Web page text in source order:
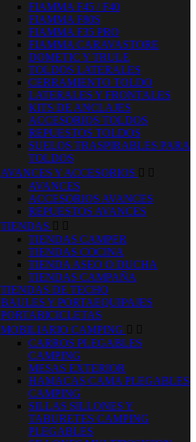
FIAMMA F45 / F40
FIAMMA F80S
FIAMMA F35 PRO
FIAMMA CARAVASTORE
DOMETIC Y TRULE
TOLDOS LATERALES
CERRAMIENTO TOLDO
LATERALES Y FRONTALES
KITS DE ANCLAJES
ACCESORIOS TOLDOS
REPUESTOS TOLDOS
SUELOS TRASPIRABLES PARA
TOLDOS
AVANCES Y ACCESORIOS  
AVANCES
ACCESORIOS AVANCES
REPUESTOS AVANCES
TIENDAS  
TIENDAS CAMPER
TIENDAS COCINA
TIENDA ASEO O DUCHA
TIENDAS CAMPAÑA
TIENDAS DE TECHO
BAULES Y PORTAEQUIPAJES
PORTABICICLETAS
MOBILIARIO CAMPING  
CARROS PLEGABLES
CAMPING
MESAS EXTERIOR
HAMACAS CAMA PLEGABLES
CAMPING
SILLAS SILLONES Y
TABURETES CAMPING
PLEGABLES